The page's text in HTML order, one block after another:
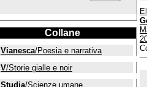
Collane
Vianesca/Poesia e narrativa
V/Storie gialle e noir
Studia/Scienze umane